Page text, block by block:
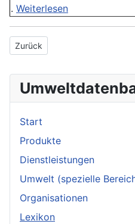
. Weiterlesen
Vorheriger Beitrag:
Zurück
Start
Produkte
Dienstleistungen
Umwelt (spezielle
Organisationen
Lexikon